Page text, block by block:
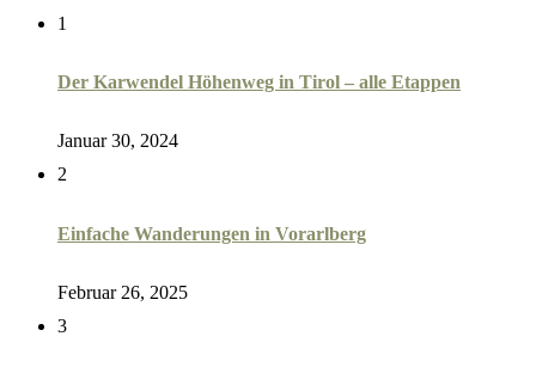
1
Der Karwendel Höhenweg in Tirol – alle Etappen
Januar 30, 2024
2
Einfache Wanderungen in Vorarlberg
Februar 26, 2025
3